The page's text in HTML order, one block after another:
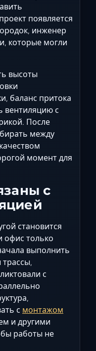
появляется
инженер
которые могли
высоты
баланс притока
вентиляцию с
После
между
момент для
с
становится
офис только
выполнить
с
с монтажом
и другими
работы не